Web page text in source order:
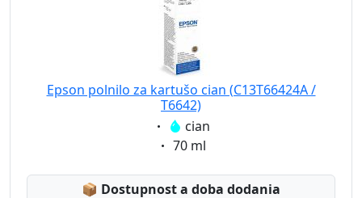
Epson polnilo za kartušo cian (C13T66424A /
T6642)
Eigenschaft:
cian
Eigenschaft:
70 ml
📦 Lagerstatus:
Dostupnost a doba dodania